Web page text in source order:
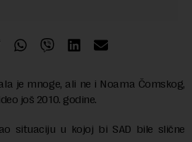
je mnoge, ali ne i Noama Čomskog,
još 2010. godine.
situaciju u kojoj bi SAD bile slične